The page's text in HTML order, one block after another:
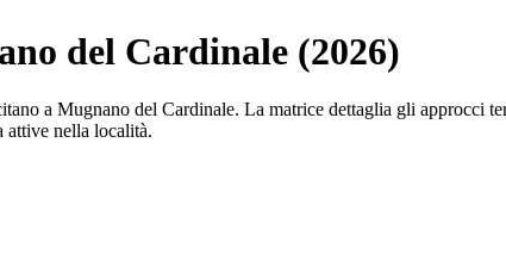
del Cardinale (2026)
a Mugnano del Cardinale. La matrice dettaglia gli
attive nella località.